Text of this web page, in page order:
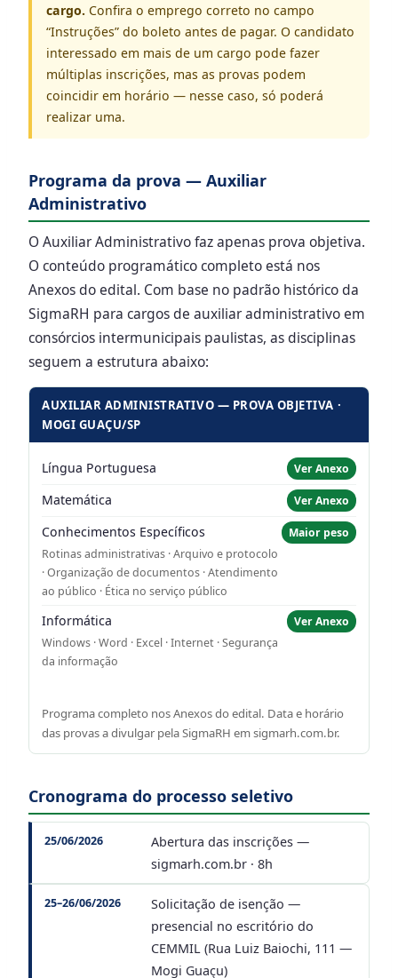
cargo. Confira o emprego correto no campo
“Instruções” do boleto antes de pagar. O candidato
interessado em mais de um cargo pode fazer
múltiplas inscrições, mas as provas podem
coincidir em horário — nesse caso, só poderá
realizar uma.
Programa da prova — Auxiliar
Administrativo
O Auxiliar Administrativo faz apenas prova objetiva.
O conteúdo programático completo está nos
Anexos do edital. Com base no padrão histórico da
SigmaRH para cargos de auxiliar administrativo em
consórcios intermunicipais paulistas, as disciplinas
seguem a estrutura abaixo:
AUXILIAR ADMINISTRATIVO — PROVA OBJETIVA ·
MOGI GUAÇU/SP
Língua Portuguesa Ver Anexo
Matemática Ver Anexo
Conhecimentos Específicos
Rotinas administrativas · Arquivo e protocolo
· Organização de documentos · Atendimento
ao público · Ética no serviço público
Maior peso
Informática
Windows · Word · Excel · Internet · Segurança
da informação
Ver Anexo
Programa completo nos Anexos do edital. Data e horário
das provas a divulgar pela SigmaRH em sigmarh.com.br.
Cronograma do processo seletivo
25/06/2026
Abertura das inscrições —
sigmarh.com.br · 8h
25–26/06/2026
Solicitação de isenção —
presencial no escritório do
CEMMIL (Rua Luiz Baiochi, 111 —
Mogi Guaçu)